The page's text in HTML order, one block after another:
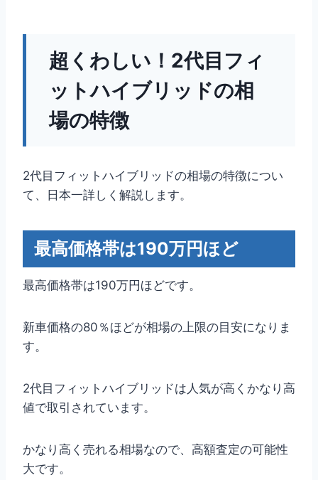
超くわしい！2代目フィ
ットハイブリッドの相
場の特徴
2代目フィットハイブリッドの相場の特徴につい
て、日本一詳しく解説します。
最高価格帯は190万円ほど
最高価格帯は190万円ほどです。
新車価格の80％ほどが相場の上限の目安になりま
す。
2代目フィットハイブリッドは人気が高くかなり高
値で取引されています。
かなり高く売れる相場なので、高額査定の可能性
大です。